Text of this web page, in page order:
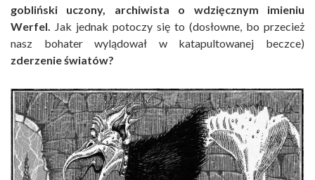
gobliński uczony, archiwista o wdzięcznym imieniu
Werfel.
Jak jednak potoczy się to (dosłowne, bo przecież
nasz bohater wylądował w katapultowanej beczce)
zderzenie światów?